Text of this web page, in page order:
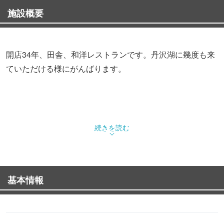
施設概要
開店34年、田舎、和洋レストランです。丹沢湖に幾度も来
ていただける様にがんばります。
続きを読む
基本情報